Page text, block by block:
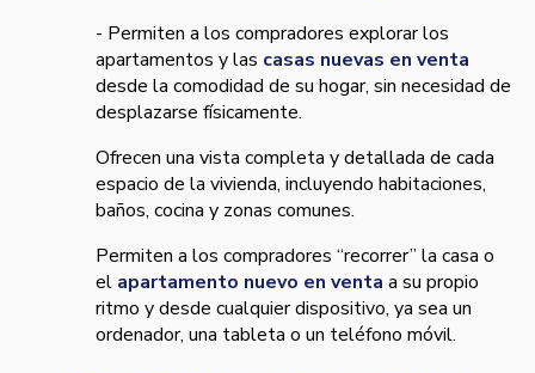
- Permiten a los compradores explorar los
apartamentos y las casas nuevas en venta
desde la comodidad de su hogar, sin necesidad de
desplazarse físicamente.
Ofrecen una vista completa y detallada de cada
espacio de la vivienda, incluyendo habitaciones,
baños, cocina y zonas comunes.
Permiten a los compradores “recorrer” la casa o
el apartamento nuevo en venta a su propio
ritmo y desde cualquier dispositivo, ya sea un
ordenador, una tableta o un teléfono móvil.